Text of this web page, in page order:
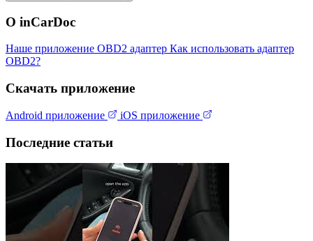
О inCarDoc
Наше приложение OBD2 адаптер Как использовать адаптер
OBD2?
Скачать приложение
Android приложение iOS приложение
Последние статьи